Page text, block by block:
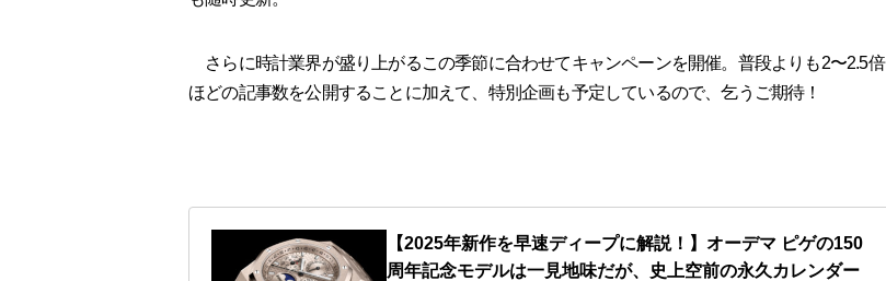
さらに時計業界が盛り上がるこの季節に合わせてキャンペーンを開催。普段よりも2〜2.5倍
ほどの記事数を公開することに加えて、特別企画も予定しているので、乞うご期待！
【2025年新作を早速ディープに解説！】オーデマ ピゲの150
周年記念モデルは一見地味だが、史上空前の永久カレンダー